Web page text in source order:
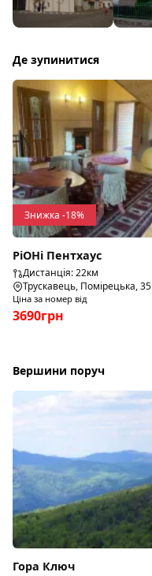
Де зупинитися
Знижка -18%
РіОНі Пентхаус
Дистанція: 22км
Трускавець, Помірецька, 35
Ціна за номер від
3690грн
Вершини поруч
Гора Ключ